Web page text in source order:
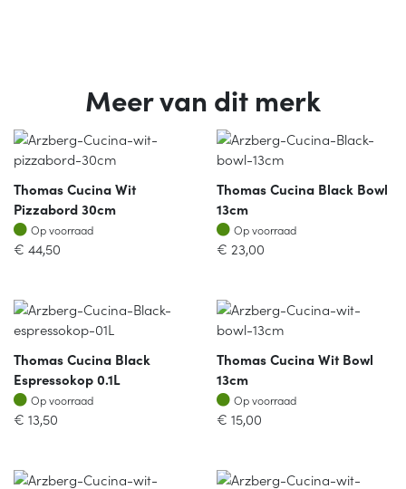
Meer van dit merk
Thomas Cucina Wit
Pizzabord 30cm
Op voorraad
Op voorraad
€ 44,50
Thomas Cucina Black Bowl
13cm
Op voorraad
Op voorraad
€ 23,00
Thomas Cucina Black
Espressokop 0.1L
Op voorraad
Op voorraad
€ 13,50
Thomas Cucina Wit Bowl
13cm
Op voorraad
Op voorraad
€ 15,00